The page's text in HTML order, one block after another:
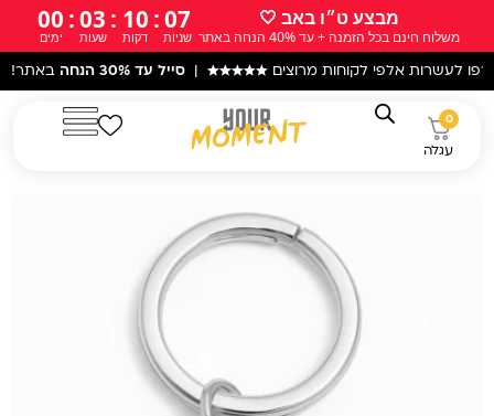
לתוכן
מבצע ט״ו באב 🤍
משלוח חינם בכל הזמנה + עד 40% הנחה באתר
05
שניות
:
10
דקות
:
03
שעות
:
00
ימים
אלפי לקוחות מרוצים★★★★★
|סייל עד 30% הנחה באתר! | עקב
0
עגלה